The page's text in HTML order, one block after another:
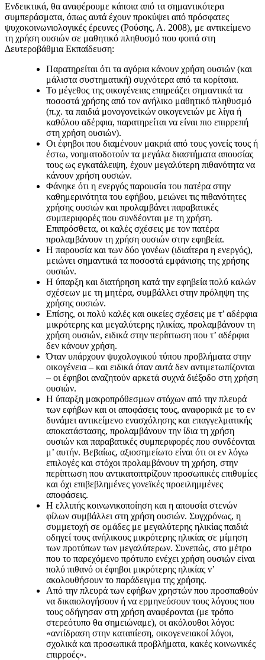
Ενδεικτικά, θα αναφέρουμε κάποια από τα σημαντικότερα
συμπεράσματα, όπως αυτά έχουν προκύψει από πρόσφατες
ψυχοκοινωνιολογικές έρευνες (Ρούσης, Α. 2008), με αντικείμενο
τη χρήση ουσιών σε μαθητικό πληθυσμό που φοιτά στη
Δευτεροβάθμια Εκπαίδευση:
Παρατηρείται ότι τα αγόρια κάνουν χρήση ουσιών (και
μάλιστα συστηματική) συχνότερα από τα κορίτσια.
Το μέγεθος της οικογένειας επηρεάζει σημαντικά τα
ποσοστά χρήσης από τον ανήλικο μαθητικό πληθυσμό
(π.χ. τα παιδιά μονογονεϊκών οικογενειών με λίγα ή
καθόλου αδέρφια, παρατηρείται να είναι πιο επιρρεπή
στη χρήση ουσιών).
Οι έφηβοι που διαμένουν μακριά από τους γονείς τους ή
έστω, νοηματοδοτούν τα μεγάλα διαστήματα απουσίας
τους ως εγκατάλειψη, έχουν μεγαλύτερη πιθανότητα να
κάνουν χρήση ουσιών.
Φάνηκε ότι η ενεργός παρουσία του πατέρα στην
καθημερινότητα του εφήβου, μειώνει τις πιθανότητες
χρήσης ουσιών και προλαμβάνει παραβατικές
συμπεριφορές που συνδέονται με τη χρήση.
Επιπρόσθετα, οι καλές σχέσεις με τον πατέρα
προλαμβάνουν τη χρήση ουσιών στην εφηβεία.
Η παρουσία και των δύο γονέων (ιδιαίτερα η ενεργός),
μειώνει σημαντικά τα ποσοστά εμφάνισης της χρήσης
ουσιών.
Η ύπαρξη και διατήρηση κατά την εφηβεία πολύ καλών
σχέσεων με τη μητέρα, συμβάλλει στην πρόληψη της
χρήσης ουσιών.
Επίσης, οι πολύ καλές και οικείες σχέσεις με τ’ αδέρφια
μικρότερης και μεγαλύτερης ηλικίας, προλαμβάνουν τη
χρήση ουσιών, ειδικά στην περίπτωση που τ’ αδέρφια
δεν κάνουν χρήση.
Όταν υπάρχουν ψυχολογικού τύπου προβλήματα στην
οικογένεια – και ειδικά όταν αυτά δεν αντιμετωπίζονται
– οι έφηβοι αναζητούν αρκετά συχνά διέξοδο στη χρήση
ουσιών.
Η ύπαρξη μακροπρόθεσμων στόχων από την πλευρά
των εφήβων και οι αποφάσεις τους, αναφορικά με το εν
δυνάμει αντικείμενο ενασχόλησης και επαγγελματικής
αποκατάστασης, προλαμβάνουν την ίδια τη χρήση
ουσιών και παραβατικές συμπεριφορές που συνδέονται
μ’ αυτήν. Βεβαίως, αξιοσημείωτο είναι ότι οι εν λόγω
επιλογές και στόχοι προλαμβάνουν τη χρήση, στην
περίπτωση που αντικατοπτρίζουν προσωπικές επιθυμίες
και όχι επιβεβλημένες γονεϊκές προειλημμένες
αποφάσεις.
Η ελλιπής κοινωνικοποίηση και η απουσία στενών
φίλων συμβάλλει στη χρήση ουσιών. Συγχρόνως, η
συμμετοχή σε ομάδες με μεγαλύτερης ηλικίας παιδιά
οδηγεί τους ανήλικους μικρότερης ηλικίας σε μίμηση
των προτύπων των μεγαλύτερων. Συνεπώς, στο μέτρο
που το παρεχόμενο πρότυπο ενέχει χρήση ουσιών είναι
πολύ πιθανό οι έφηβοι μικρότερης ηλικίας ν’
ακολουθήσουν το παράδειγμα της χρήσης.
Από την πλευρά των εφήβων χρηστών που προσπαθούν
να δικαιολογήσουν ή να ερμηνεύσουν τους λόγους που
τους οδήγησαν στη χρήση αναφέρονται (με τρόπο
στερεότυπο θα σημειώναμε), οι ακόλουθοι λόγοι:
«αντίδραση στην καταπίεση, οικογενειακοί λόγοι,
σχολικά και προσωπικά προβλήματα, κακές κοινωνικές
επιρροές».